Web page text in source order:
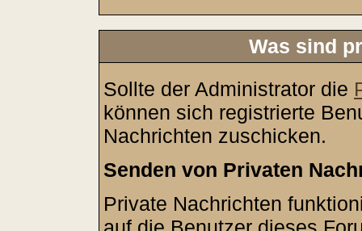
Was sind
Sollte der Administrator die
können sich registrierte
Nachrichten zuschicken.
Senden von Privaten
Private Nachrichten